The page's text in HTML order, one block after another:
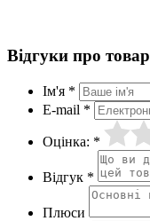
Відгуки про товар
Ім'я *
E-mail *
Оцінка: *
Відгук *
Плюси